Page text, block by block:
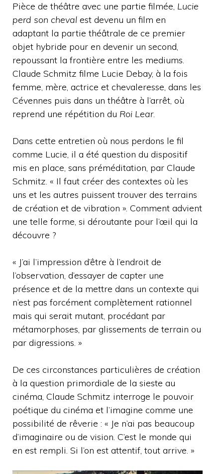
Pièce de théâtre avec une partie filmée, Lucie
perd son cheval est devenu un film en
adaptant la partie théâtrale de ce premier
objet hybride pour en devenir un second,
repoussant la frontière entre les mediums.
Claude Schmitz filme Lucie Debay, à la fois
femme, mère, actrice et chevaleresse, dans les
Cévennes puis dans un théâtre à l’arrêt, où
reprend une répétition du Roi Lear.
Dans cette entretien où nous perdons le fil
comme Lucie, il a été question du dispositif
mis en place, sans préméditation, par Claude
Schmitz. « Il faut créer des contextes où les
uns et les autres puissent trouver des terrains
de création et de vibration ». Comment advient
une telle forme, si déroutante pour l’œil qui la
découvre ?
« J’ai l’impression d’être à l’endroit de
l’observation, d’essayer de capter une
présence et de la mettre dans un contexte qui
n’est pas forcément complètement rationnel
mais qui serait mutant, procédant par
métamorphoses, par glissements de terrain ou
par digressions. »
De ces circonstances particulières de création
à la question primordiale de la sieste au
cinéma, Claude Schmitz interroge le pouvoir
poétique du cinéma et l’imagine comme une
possibilité de rêverie : « Je n’ai pas beaucoup
d’imaginaire ou de vision. C’est le monde qui
en est rempli. Si l’on est attentif, tout arrive. »